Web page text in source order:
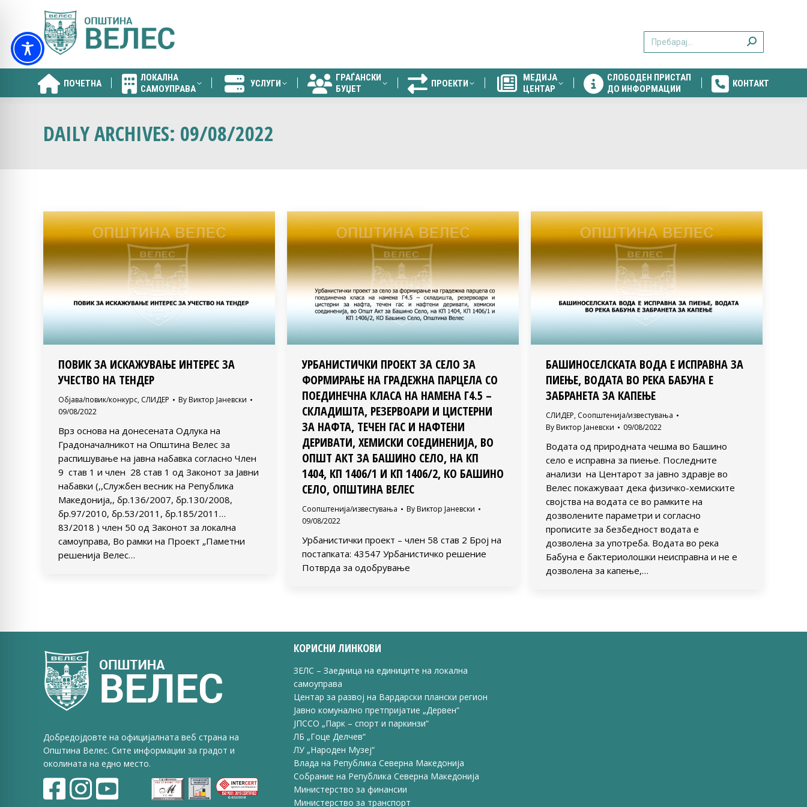
ПОЧЕТНА
ЛОКАЛНА
САМОУПРАВА
УСЛУГИ
ГРАЃАНСКИ
БУЏЕТ
ПРОЕКТИ
МЕДИЈА
ЦЕНТАР
СЛОБОДЕН ПРИСТАП
ДО ИНФОРМАЦИИ
КОНТАКТ
DAILY ARCHIVES: 09/08/2022
ПОВИК ЗА ИСКАЖУВАЊЕ ИНТЕРЕС ЗА
УЧЕСТВО НА ТЕНДЕР
Објава/повик/конкурс, СЛИДЕР By Виктор Јаневски
09/08/2022
Врз основа на донесената Одлука на
Градоначалникот на Општина Велес за
распишување на јавна набавка согласно Член
9 став 1 и член 28 став 1 од Законот за Јавни
набавки (,,Службен весник на Република
Македонија,, бр.136/2007, бр.130/2008,
бр.97/2010, бр.53/2011, бр.185/2011…
83/2018 ) член 50 од Законот за локална
самоуправа, Во рамки на Проект „Паметни
решенија Велес…
УРБАНИСТИЧКИ ПРОЕКТ ЗА СЕЛО ЗА
ФОРМИРАЊЕ НА ГРАДЕЖНА ПАРЦЕЛА СО
ПОЕДИНЕЧНА КЛАСА НА НАМЕНА Г4.5 –
СКЛАДИШТА, РЕЗЕРВОАРИ И ЦИСТЕРНИ
ЗА НАФТА, ТЕЧЕН ГАС И НАФТЕНИ
ДЕРИВАТИ, ХЕМИСКИ СОЕДИНЕНИЈА, ВО
ОПШТ АКТ ЗА БАШИНО СЕЛО, НА КП
1404, КП 1406/1 И КП 1406/2, КО БАШИНО
СЕЛО, ОПШТИНА ВЕЛЕС
Соопштенија/известувања By Виктор Јаневски
09/08/2022
Урбанистички проект – член 58 став 2 Број на
постапката: 43547 Урбанистичко решение
Потврда за одобрување
БАШИНОСЕЛСКАТА ВОДА Е ИСПРАВНА ЗА
ПИЕЊЕ, ВОДАТА ВО РЕКА БАБУНА Е
ЗАБРАНЕТА ЗА КАПЕЊЕ
СЛИДЕР, Соопштенија/известувања
By Виктор Јаневски 09/08/2022
Водата од природната чешма во Башино
село е исправна за пиење. Последните
анализи на Центарот за јавно здравје во
Велес покажуваат дека физичко-хемиските
својства на водата се во рамките на
дозволените параметри и согласно
прописите за безбедност водата е
дозволена за употреба. Водата во река
Бабуна е бактериолошки неисправна и не е
дозволена за капење,…
Добредојдовте на официјалната веб страна на
Општина Велес. Сите информации за градот и
околината на едно место.
КОРИСНИ ЛИНКОВИ
ЗЕЛС – Заедница на единиците на локална
самоуправа
Центар за развој на Вардарски плански регион
Јавно комунално претпријатие „Дервен“
ЈПССО „Парк – спорт и паркинзи“
ЛБ „Гоце Делчев“
ЛУ „Народен Музеј“
Влада на Република Северна Македонија
Собрание на Република Северна Македонија
Министерство за финансии
Министерство за транспорт
ПОЧЕТНА